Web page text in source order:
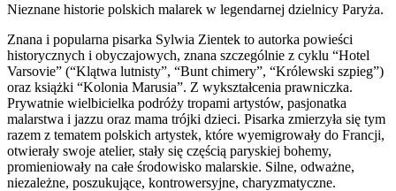
Nieznane historie polskich malarek w legendarnej dzielnicy Paryża.
Znana i popularna pisarka Sylwia Zientek to autorka powieści
historycznych i obyczajowych, znana szczególnie z cyklu “Hotel
Varsovie” (“Klątwa lutnisty”, “Bunt chimery”, “Królewski szpieg”)
oraz książki “Kolonia Marusia”. Z wykształcenia prawniczka.
Prywatnie wielbicielka podróży tropami artystów, pasjonatka
malarstwa i jazzu oraz mama trójki dzieci. Pisarka zmierzyła się tym
razem z tematem polskich artystek, które wyemigrowały do Francji,
otwierały swoje atelier, stały się częścią paryskiej bohemy,
promieniowały na całe środowisko malarskie. Silne, odważne,
niezależne, poszukujące, kontrowersyjne, charyzmatyczne.